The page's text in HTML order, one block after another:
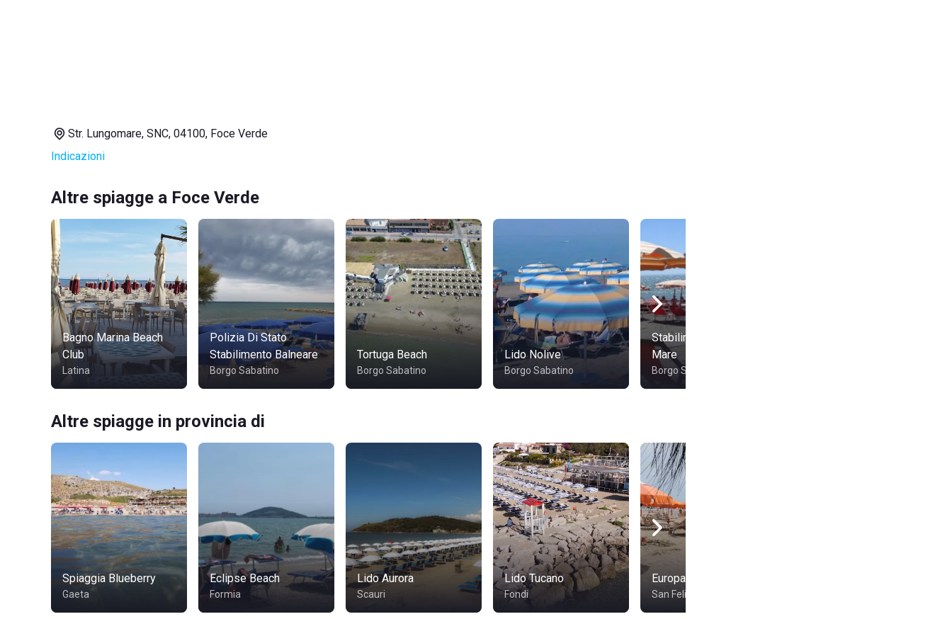
Str. Lungomare, SNC, 04100, Foce Verde
Indicazioni
Altre spiagge a Foce Verde
Bagno Marina Beach
Club
Latina
Polizia Di Stato
Stabilimento Balneare
Borgo Sabatino
Tortuga Beach
Borgo Sabatino
Lido Nolive
Borgo Sabatino
Stabilimento Gente Di
Mare
Borgo Sabatino
Altre spiagge in provincia di
Spiaggia Blueberry
Gaeta
Eclipse Beach
Formia
Lido Aurora
Scauri
Lido Tucano
Fondi
Europabeach
San Felice Circeo